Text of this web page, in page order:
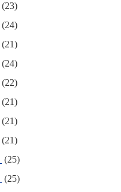
(23)
(24)
(21)
(24)
(22)
(21)
(21)
(21)
(25)
(25)